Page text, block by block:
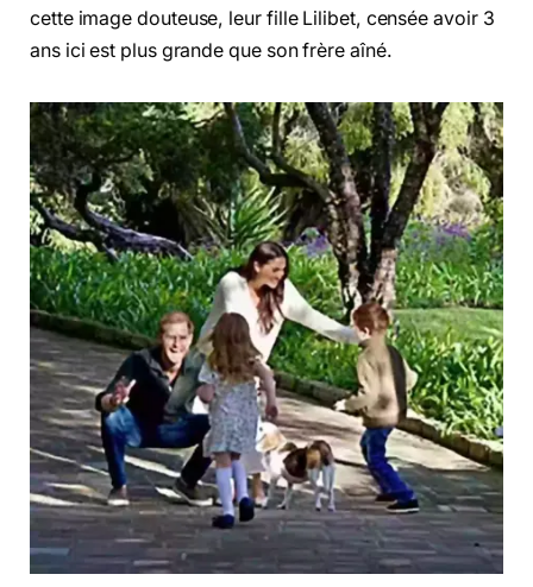
cette image douteuse, leur fille Lilibet, censée avoir 3
ans ici est plus grande que son frère aîné.